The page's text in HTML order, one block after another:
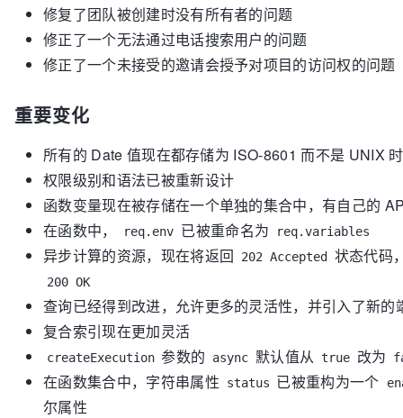
修复了团队被创建时没有所有者的问题
修正了一个无法通过电话搜索用户的问题
修正了一个未接受的邀请会授予对项目的访问权的问题
重要变化
所有的 Date 值现在都存储为 ISO-8601 而不是 UNIX
权限级别和语法已被重新设计
函数变量现在被存储在一个单独的集合中，有自己的
在函数中，
req.env 已被重命名为 req.variables
异步计算的资源，现在将返回 202 Accepted 状态代码
200 OK
查询已经得到改进，允许更多的灵活性，并引入了新的
复合索引现在更加灵活
createExecution 参数的 async 默认值从 true 改为
在函数集合中，字符串属性 status 已被重构为一个
尔属性